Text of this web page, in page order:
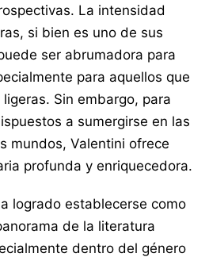
La intensidad
si bien es uno de sus
ser abrumadora para
para aquellos que
Sin embargo, para
a sumergirse en las
mundos, Valentini ofrece
profunda y enriquecedora.
logrado establecerse como
de la literatura
dentro del género